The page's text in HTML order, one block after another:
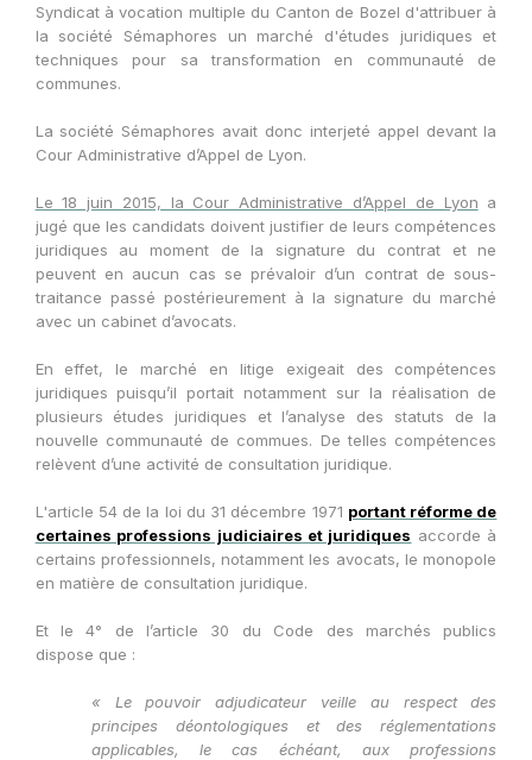
Syndicat à vocation multiple du Canton de Bozel d'attribuer à
la société Sémaphores un marché d'études juridiques et
techniques pour sa transformation en communauté de
communes.
La société Sémaphores avait donc interjeté appel devant la
Cour Administrative d’Appel de Lyon.
Le 18 juin 2015, la Cour Administrative d’Appel de Lyon a
jugé que les candidats doivent justifier de leurs compétences
juridiques au moment de la signature du contrat et ne
peuvent en aucun cas se prévaloir d’un contrat de sous-
traitance passé postérieurement à la signature du marché
avec un cabinet d’avocats.
En effet, le marché en litige exigeait des compétences
juridiques puisqu’il portait notamment sur la réalisation de
plusieurs études juridiques et l’analyse des statuts de la
nouvelle communauté de commues. De telles compétences
relèvent d’une activité de consultation juridique.
L'article 54 de la loi du 31 décembre 1971 portant réforme de
certaines professions judiciaires et juridiques accorde à
certains professionnels, notamment les avocats, le monopole
en matière de consultation juridique.
Et le 4° de l’article 30 du Code des marchés publics
dispose que :
« Le pouvoir adjudicateur veille au respect des
principes déontologiques et des réglementations
applicables, le cas échéant, aux professions